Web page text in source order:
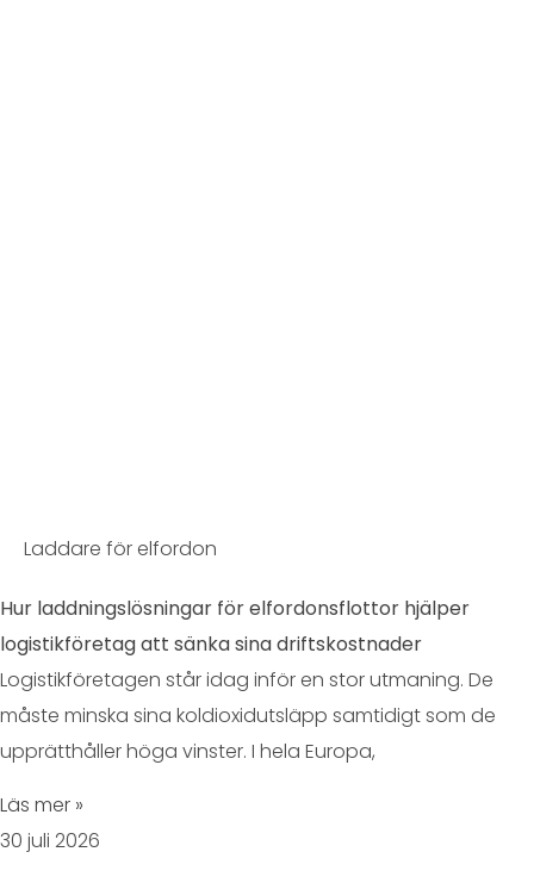
Laddare för elfordon
Hur laddningslösningar för elfordonsflottor hjälper
logistikföretag att sänka sina driftskostnader
Logistikföretagen står idag inför en stor utmaning. De
måste minska sina koldioxidutsläpp samtidigt som de
upprätthåller höga vinster. I hela Europa,
Läs mer »
30 juli 2026